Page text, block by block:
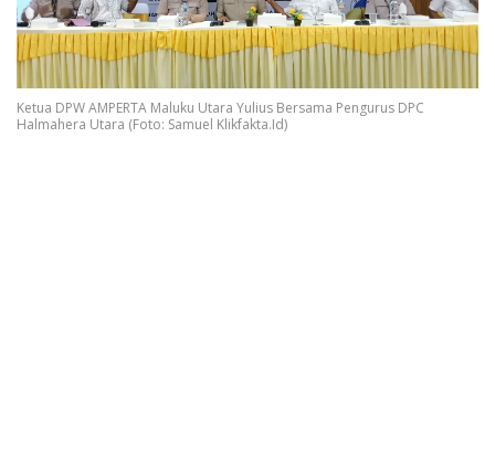
Ketua DPW AMPERTA Maluku Utara Yulius Bersama Pengurus DPC
Halmahera Utara (Foto: Samuel Klikfakta.Id)